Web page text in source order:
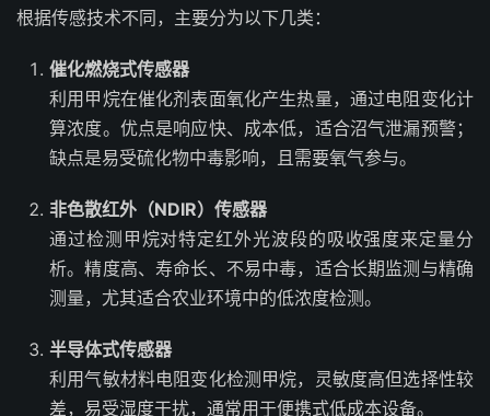
根据传感技术不同，主要分为以下几类：
催化燃烧式传感器
利用甲烷在催化剂表面氧化产生热量，通过电阻变化计
算浓度。优点是响应快、成本低，适合沼气泄漏预警；
缺点是易受硫化物中毒影响，且需要氧气参与。
非色散红外（NDIR）传感器
通过检测甲烷对特定红外光波段的吸收强度来定量分
析。精度高、寿命长、不易中毒，适合长期监测与精确
测量，尤其适合农业环境中的低浓度检测。
半导体式传感器
利用气敏材料电阻变化检测甲烷，灵敏度高但选择性较
差，易受湿度干扰，通常用于便携式低成本设备。